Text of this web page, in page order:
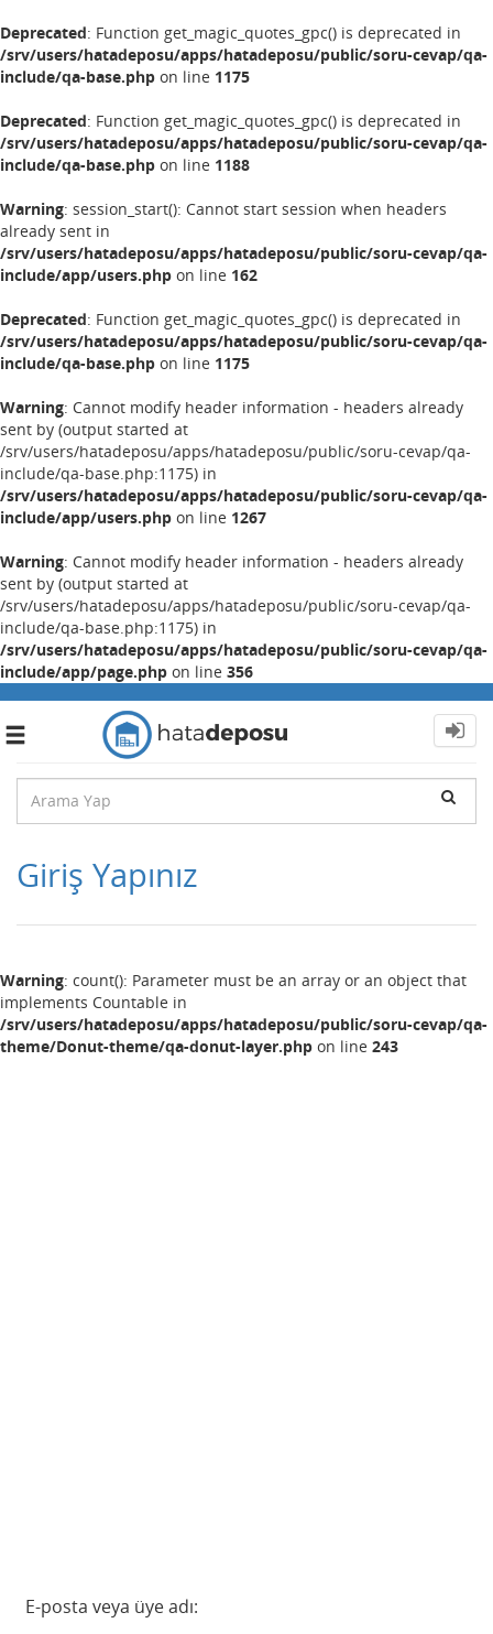
Deprecated: Function get_magic_quotes_gpc() is deprecated in
/srv/users/hatadeposu/apps/hatadeposu/public/soru-cevap/qa-
include/qa-base.php on line 1175
Deprecated: Function get_magic_quotes_gpc() is deprecated in
/srv/users/hatadeposu/apps/hatadeposu/public/soru-cevap/qa-
include/qa-base.php on line 1188
Warning: session_start(): Cannot start session when headers
already sent in
/srv/users/hatadeposu/apps/hatadeposu/public/soru-cevap/qa-
include/app/users.php on line 162
Deprecated: Function get_magic_quotes_gpc() is deprecated in
/srv/users/hatadeposu/apps/hatadeposu/public/soru-cevap/qa-
include/qa-base.php on line 1175
Warning: Cannot modify header information - headers already
sent by (output started at
/srv/users/hatadeposu/apps/hatadeposu/public/soru-cevap/qa-
include/qa-base.php:1175) in
/srv/users/hatadeposu/apps/hatadeposu/public/soru-cevap/qa-
include/app/users.php on line 1267
Warning: Cannot modify header information - headers already
sent by (output started at
/srv/users/hatadeposu/apps/hatadeposu/public/soru-cevap/qa-
include/qa-base.php:1175) in
/srv/users/hatadeposu/apps/hatadeposu/public/soru-cevap/qa-
include/app/page.php on line 356
Toggle
Giriş Yapınız
Warning: count(): Parameter must be an array or an object that
implements Countable in
/srv/users/hatadeposu/apps/hatadeposu/public/soru-cevap/qa-
theme/Donut-theme/qa-donut-layer.php on line 243
E-posta veya üye adı: